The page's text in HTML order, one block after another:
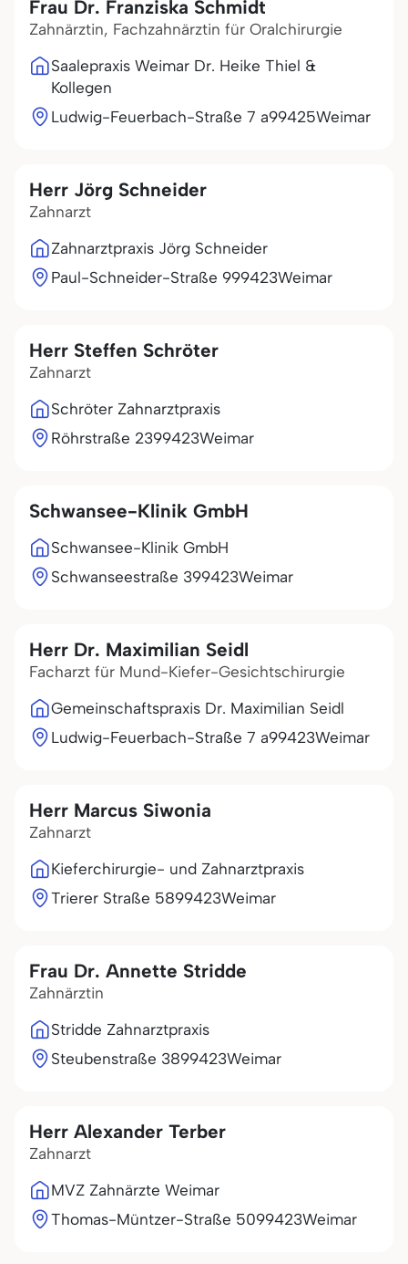
Frau Dr. Franziska Schmidt
Zahnärztin, Fachzahnärztin für Oralchirurgie
Saalepraxis Weimar Dr. Heike Thiel &
Kollegen
Ludwig-Feuerbach-Straße 7 a99425Weimar
Herr Jörg Schneider
Zahnarzt
Zahnarztpraxis Jörg Schneider
Paul-Schneider-Straße 999423Weimar
Herr Steffen Schröter
Zahnarzt
Schröter Zahnarztpraxis
Röhrstraße 2399423Weimar
Schwansee-Klinik GmbH
Schwansee-Klinik GmbH
Schwanseestraße 399423Weimar
Herr Dr. Maximilian Seidl
Facharzt für Mund-Kiefer-Gesichtschirurgie
Gemeinschaftspraxis Dr. Maximilian Seidl
Ludwig-Feuerbach-Straße 7 a99423Weimar
Herr Marcus Siwonia
Zahnarzt
Kieferchirurgie- und Zahnarztpraxis
Trierer Straße 5899423Weimar
Frau Dr. Annette Stridde
Zahnärztin
Stridde Zahnarztpraxis
Steubenstraße 3899423Weimar
Herr Alexander Terber
Zahnarzt
MVZ Zahnärzte Weimar
Thomas-Müntzer-Straße 5099423Weimar